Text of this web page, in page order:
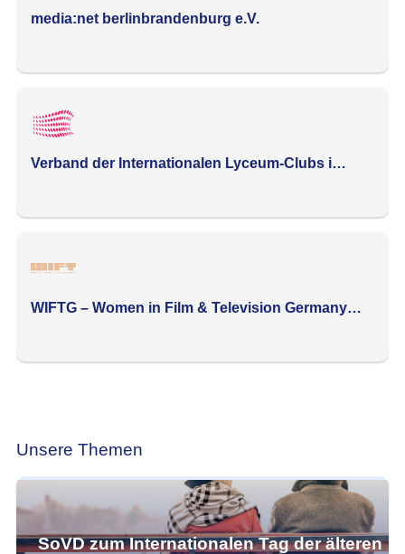
media:net berlinbrandenburg e.V.
Verband der Internationalen Lyceum-Clubs i…
WIFTG – Women in Film & Television Germany…
Unsere Themen
SoVD zum Internationalen Tag der älteren